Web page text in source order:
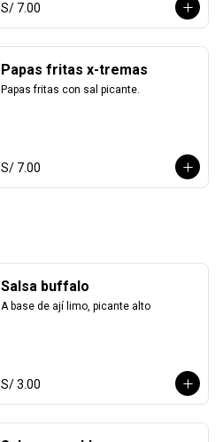
S/ 7.00
Papas fritas x-tremas
Papas fritas con sal picante.
S/ 7.00
Salsa buffalo
A base de ají limo, picante alto
S/ 3.00